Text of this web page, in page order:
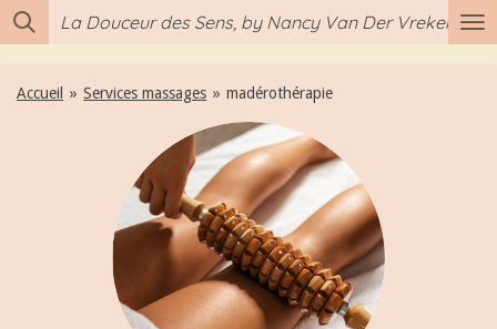
Passer
au
principal
La Douceur des Sens, by Nancy Van Der Vreken
Accueil » Services massages » madérothérapie